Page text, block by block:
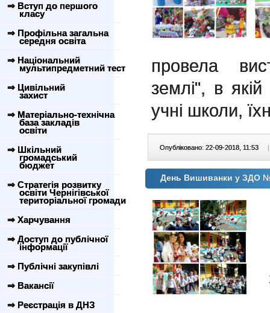
⇒ Вступ до першого
класу
⇒ Профільна загальна
середня освіта
⇒ Національний
мультипредметний тест
⇒ Цивільний
захист
⇒ Матеріально-технічна
база закладів
освіти
⇒ Шкільний
громадський
бюджет
⇒ Стратегія розвитку
освіти Чернігівської
територіальної громади
⇒ Харчування
⇒ Доступ до публічної
інформації
⇒ Публічні закупівлі
⇒ Вакансії
⇒ Реєстрація в ДНЗ
провела
землі", в
учні школи,
Опубліковано: 22-09-2018, 11:53 |
День Вишиванки у ЗДО